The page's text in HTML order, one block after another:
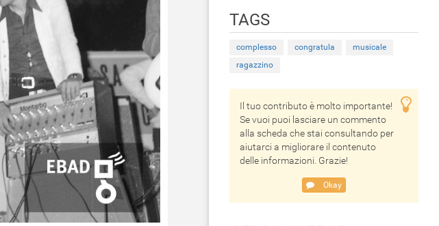
TAGS
complesso congratula
musicale
ragazzino
Il tuo contributo è molto importante!
Se vuoi puoi lasciare un commento
alla scheda che stai consultando per
aiutarci a migliorare il contenuto
delle informazioni. Grazie!
Okay